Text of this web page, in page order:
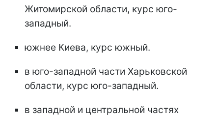
Житомирской области, курс юго-
западный.
южнее Киева, курс южный.
в юго-западной части Харьковской
области, курс юго-западный.
в западной и центральной частях